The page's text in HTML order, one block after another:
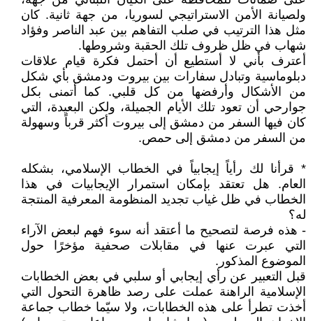
ولصيانة الأمن الاستراتيجي لسوريا، من جهة ثانية. كان
مثل هذا الترتيب في صلب التفاهم بين عبد الناصر وفؤاد
شهاب في ظل ظروف تلك الحقبة وشروطها.
أعترف بأني لا أستطيع أن أحتمل فكرة قيام علاقات
دبلوماسية وتبادل سفارات بين بيروت ودمشق بأي شكل
من الأشكال وأرفضها من كل قلبي. كما أتمنى بكل
جوارحي أن تعود تلك الأيام الجميلة، ولكن البعيدة، التي
كان فيها السفر من دمشق إلى بيروت أكثر قرباً وسهولة
من السفر من دمشق إلى حمص.
* قرأنا لك رأياً إيجابياً في الخطاب الإسلامي، بشكله
العام. هل تعتقد بإمكان استمرار الإيجابيات في هذا
الخطاب في ظل غياب تجديد المنظومة المعرفية المنتجة
له؟
- هذه فرصة لتصحيح ما أعتقد أنه سوء فهم لبعض الآراء
التي عبرت عنها في مقابلات صحفية مؤخرًا حول
الموضوع المذكور.
قبل التعبير عن رأي إيجابي أو سلبي في بعض الخطابات
الإسلامية الراهنة عملت على رصد ظاهرة التحول التي
أخذت تطرأ على هذه الخطابات، ولا سيّما خطاب جماعة